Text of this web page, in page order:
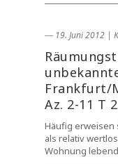
― 19. Juni 2012 |
Frankfurt/
Az. 2-11 T
Häufig erweisen
als relativ
Wohnung